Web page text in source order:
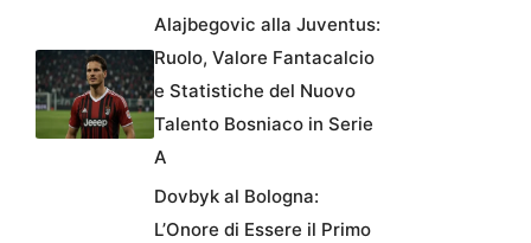
Alajbegovic alla Juventus:
Ruolo, Valore Fantacalcio
e Statistiche del Nuovo
Talento Bosniaco in Serie
A
Dovbyk al Bologna:
L’Onore di Essere il Primo